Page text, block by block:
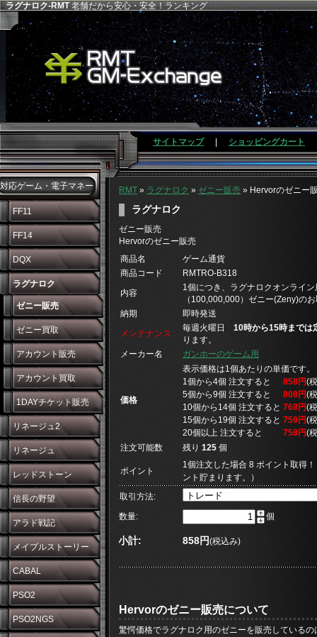
ラグナロク-RMT老舗だから安心・安全！ランキング
サイトマップ ショッピングカート
対応ゲーム・電子マネー
FF11
FF14
DQX
ラグナロク
ゼニー販売
ゼニー買取
アカウント販売
アカウント買取
1DAYチケット販売
リネージュ2
リネージュ
レッドストーン
信長の野望
アラド戦記
メイプルストーリー
CABAL
PSO2
PSO2NGS
RMT»ラグナロク» ゼニー販売» Hervorのゼニー
ラグナロク
ゼニー販売
Hervorのゼニー販売
商品名
ゲーム通貨
商品コード
RMTRO-B318
内容
1個につき、ラグナロクオンライン
（100,000,000）ゼニー(Zeny)の
納期
即時発送
メンテナンス
毎週火曜日10時から15時までは
ります。
メーカー名
ガンホーのゲーム用
価格
表示価格は1個あたりの単価です。
1個から4個 注文すると
858円(
5個から9個 注文すると
808円(
10個から14個 注文すると 768円(
15個から19個 注文すると 759円(
20個以上 注文すると
758円(
注文可能数
残り 125 個
ポイント
1個注文した場合 8 ポイント取得
ント貯まります。）
取引方法:
数量:
個
小計: 858円(税込み)
Hervorのゼニー販売について
驚愕価格でラグナロク用のゼニーを販売している